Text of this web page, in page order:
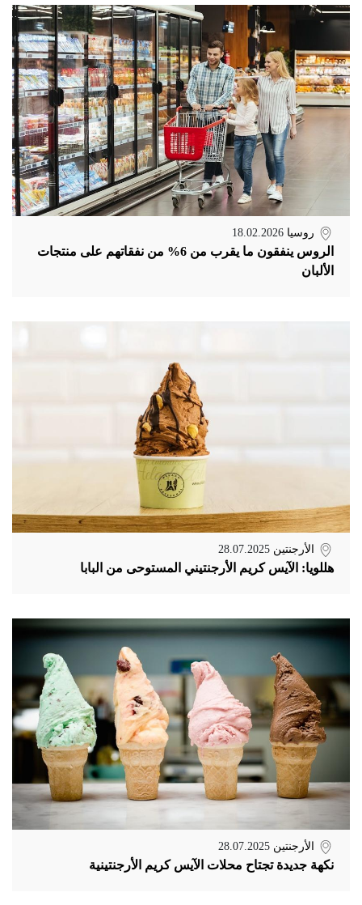
روسيا 18.02.2026
الروس ينفقون ما يقرب من 6% من نفقاتهم على منتجات
الألبان
الأرجنتين 28.07.2025
هللويا: الآيس كريم الأرجنتيني المستوحى من البابا
الأرجنتين 28.07.2025
نكهة جديدة تجتاح محلات الآيس كريم الأرجنتينية